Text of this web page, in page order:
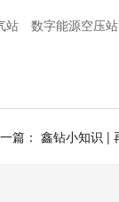
站 数字能源空压站
篇：